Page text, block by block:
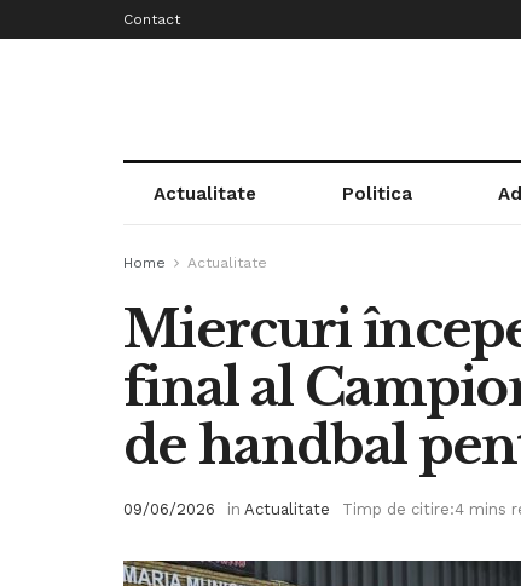
Contact
Actualitate Politica
Home Actualitate
Miercuri
final al
de handbal
09/06/2026 in Actualitate Timp de citire:4 mins